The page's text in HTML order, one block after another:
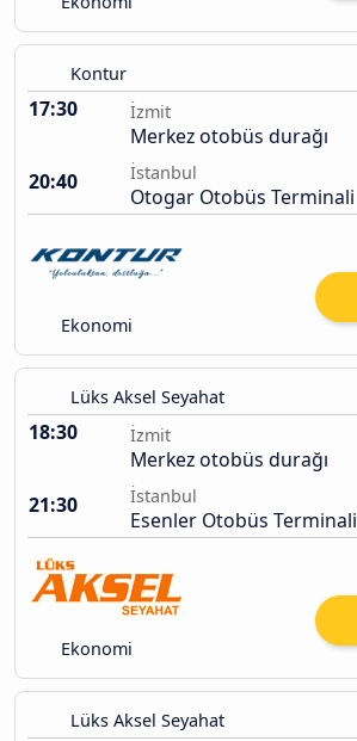
Kontur
17:30 İzmit
Merkez otobüs durağı
20:40
İstanbul
Otogar Otobüs Terminali
Ekonomi
Lüks Aksel Seyahat
18:30 İzmit
Merkez otobüs durağı
21:30
İstanbul
Esenler Otobüs Terminali
Ekonomi
Lüks Aksel Seyahat